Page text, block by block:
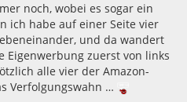
noch, wobei es sogar ein
ich habe auf einer Seite vier
und da wandert
Eigenwerbung zuerst von links
alle vier der Amazon-
Verfolgungswahn …